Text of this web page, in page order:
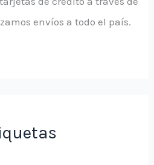
envíos a todo el país.